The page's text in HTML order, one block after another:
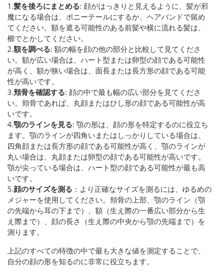
1.髪を後ろにまとめる: 顔がはっきりと見えるように、髪が邪
魔になる場合は、ポニーテールにするか、ヘアバンドで留め
てください。額を遮る可能性のある前髪や横に流れる髪は、
櫛でとかしてください。
2.額を調べる: 額の幅を顔の他の部分と比較して見てくださ
い。額が広い場合は、ハート型または卵型の顔である可能性
が高く、額が狭い場合は、面長または長方形の顔である可能
性が高いです。
3.頬骨を確認する: 顔の中で最も幅の広い部分を見てくださ
い。頬骨であれば、丸顔またはひし形の顔である可能性が高
いです。
4.顎のラインを見る: 顎の形は、顔の形を特定するのに役立ち
ます。顎のラインが四角いまたはしっかりしている場合は、
四角顔または長方形の顔である可能性が高く、顎のラインが
丸い場合は、丸顔または卵型の顔である可能性が高いです。
顎が尖っている場合は、ハート型の顔である可能性が最も高
いです。
5.顔のサイズを測る ：より正確なサイズを測るには、ゆるめの
メジャーを使用してください。頬骨の上部、顎のライン（顎
の先端から耳の下まで）、額（生え際の一番広い部分から生
え際まで）、顔の長さ（生え際の中央から顎の先端まで）を
測ります。
上記のすべての特徴の中で最も大きな値を測定することで、
自分の顔の形を知るのに非常に役立ちます。